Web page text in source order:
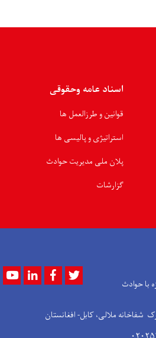
اسناد عامه وحقوقی
قوانین و طرزالعمل ها
استراتیژی و پالیسی ها
پلان ملی مدیریت حوادث
گزارشات
با حوادث
YoutubeLinkedInFacebook
شفاخانه ملالی، کابل- افغانستان